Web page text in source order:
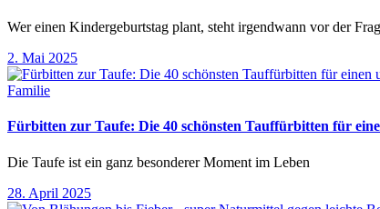
Wer einen Kindergeburtstag plant, steht irgendwann vor der
2. Mai 2025
Familie
Fürbitten zur Taufe: Die 40 schönsten Tauffürbitten für
Die Taufe ist ein ganz besonderer Moment im Leben
28. April 2025